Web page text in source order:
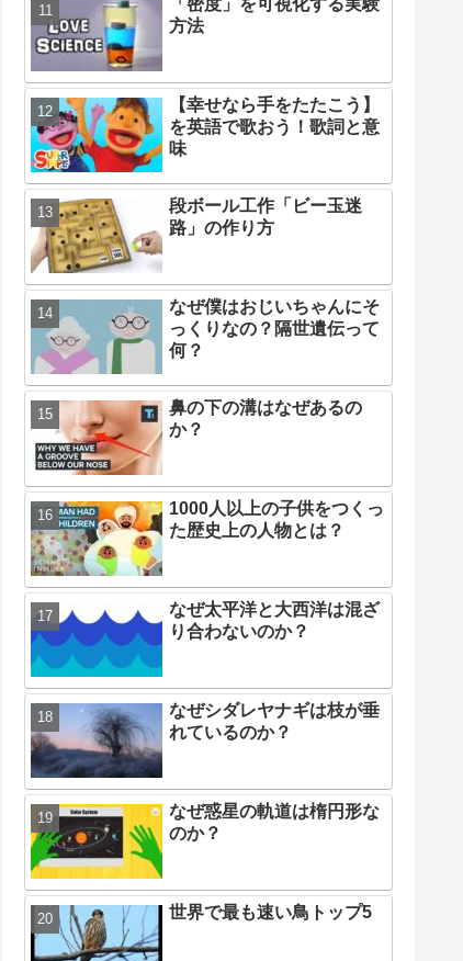
「密度」を可視化する実験
方法
【幸せなら手をたたこう】
を英語で歌おう！歌詞と意
味
段ボール工作「ビー玉迷
路」の作り方
なぜ僕はおじいちゃんにそ
っくりなの？隔世遺伝って
何？
鼻の下の溝はなぜあるの
か？
1000人以上の子供をつくっ
た歴史上の人物とは？
なぜ太平洋と大西洋は混ざ
り合わないのか？
なぜシダレヤナギは枝が垂
れているのか？
なぜ惑星の軌道は楕円形な
のか？
世界で最も速い鳥トップ5